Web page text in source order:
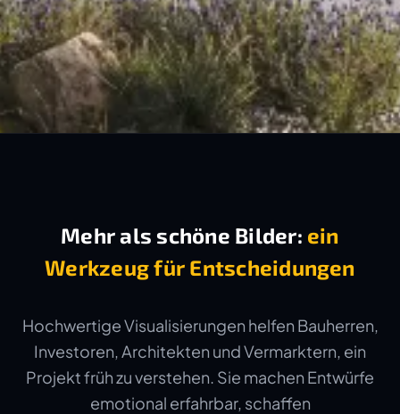
Mehr als schöne Bilder: ein
Werkzeug für Entscheidungen
Hochwertige Visualisierungen helfen Bauherren,
Investoren, Architekten und Vermarktern, ein
Projekt früh zu verstehen. Sie machen Entwürfe
emotional erfahrbar, schaffen